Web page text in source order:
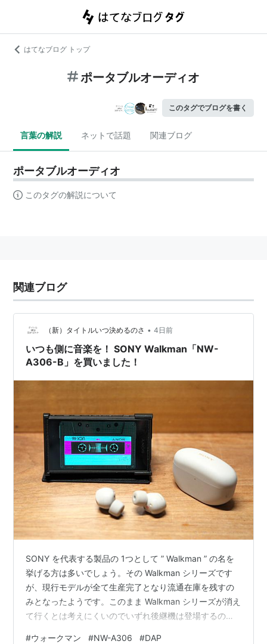
はてなブログ トップ
ポータブルオーディオ
このタグでブログを書く
言葉の解説 ネットで話題 関連ブログ
ポータブルオーディオ
このタグの解説について
関連ブログ
（新）タイトルいつ決めるのさ • 4日前
いつも側に音楽を！ SONY Walkman「NW-
A306-B」を買いました！
SONY を代表する製品の 1つとして ” Walkman ” の名を
挙げる方は多いでしょう。その Walkman シリーズです
が、現行モデルが全て生産完了となり流通在庫を残すの
みとなったようです。このまま Walkman シリーズが消え
て行くとは考えにくいのでいずれ後継機は登場するのだ
#ウォークマン #NW-A306 #DAP